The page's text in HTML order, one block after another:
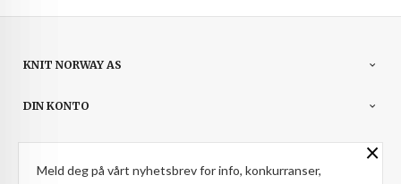
KNIT NORWAY AS
DIN KONTO
NYHETSBREV ×
Meld deg på vårt nyhetsbrev for info, konkurranser,